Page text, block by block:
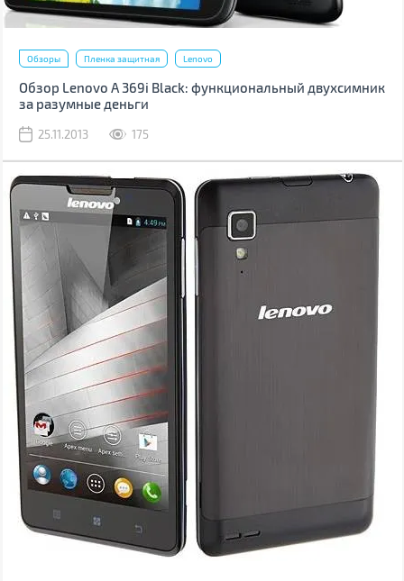
Обзоры Пленка защитная Lenovo
Обзор Lenovo A 369i Black: функциональный двухсимник
за разумные деньги
25.11.2013 175